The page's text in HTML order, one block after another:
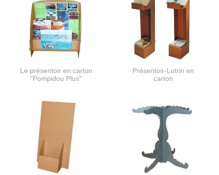
Le présentoir en carton
"Pompidou Plus"
Présentoir-Lutrin en
carton